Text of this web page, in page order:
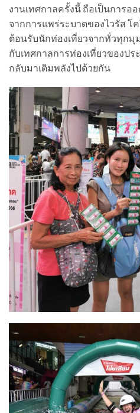
งานเทศกาลครั้งนี้ ถือเป็นการอ
จากการแพร่ระบาดของไวรัส โ
ต้อนรับนักท่องเที่ยวจากทั่วทุกมุ
กับเทศกาลการท่องเที่ยวของปร
กลับมาเติมพลังไปด้วยกัน